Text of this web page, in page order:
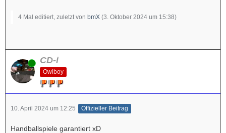
4 Mal editiert, zuletzt von bmX (3. Oktober 2024 um 15:38)
Online CD-i
Owlboy
10. April 2024 um 12:25 Offizieller Beitrag
Handballspiele garantiert xD